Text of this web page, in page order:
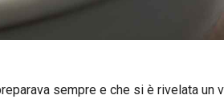
sempre e che si è rivelata un